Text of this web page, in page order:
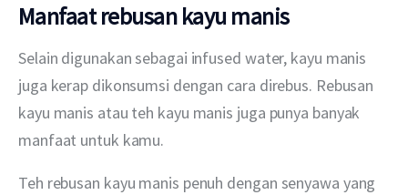
Manfaat rebusan kayu manis
Selain digunakan sebagai infused water, kayu manis
juga kerap dikonsumsi dengan cara direbus. Rebusan
kayu manis atau teh kayu manis juga punya banyak
manfaat untuk kamu.
Teh rebusan kayu manis penuh dengan senyawa yang